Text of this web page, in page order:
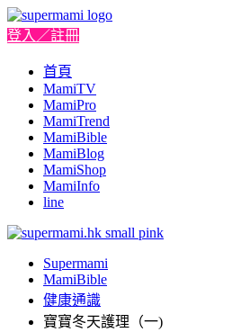
登入／註冊
首頁
MamiTV
MamiPro
MamiTrend
MamiBible
MamiBlog
MamiShop
MamiInfo
line
Supermami
MamiBible
健康通識
寶寶冬天護理（一)